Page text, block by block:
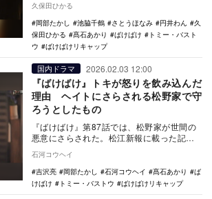
な支えによっ…
久保田ひかる
岡部たかし
池脇千鶴 さとうほなみ 円井わん
久
保田ひかる
髙石あかり ばけばけ
トミー・バスト
ウ
ばけばけリキャップ
国内ドラマ 2026.02.03 12:00
『ばけばけ』トキが怒りを飲み込んだ
理由 ヘイトにさらされる松野家で守
ろうとしたもの
『ばけばけ』第87話では、松野家が世間の
悪意にさらされた。松江新報に載った記事
妾、ラシャメン…
石河コウヘイ
吉沢亮
岡部たかし 石河コウヘイ 髙石あかり
ば
けばけ
トミー・バストウ ばけばけリキャップ